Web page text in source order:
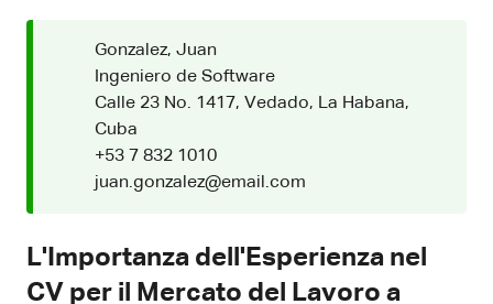
Gonzalez, Juan
Ingeniero de Software
Calle 23 No. 1417, Vedado, La Habana,
Cuba
+53 7 832 1010
juan.gonzalez@email.com
L'Importanza dell'Esperienza nel
CV per il Mercato del Lavoro a